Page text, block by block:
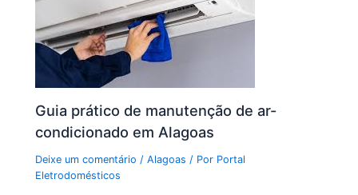
Guia prático de manutenção de ar-
condicionado em Alagoas
Deixe um comentário /Alagoas / Por Portal
Eletrodomésticos